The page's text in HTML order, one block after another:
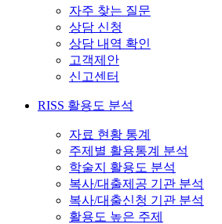
자주 찾는 질문
상담 신청
상담 내역 확인
고객제안
신고센터
RISS 활용도 분석
자료 현황 통계
주제별 활용통계 분석
학술지 활용도 분석
복사/대출제공 기관 분석
복사/대출신청 기관 분석
활용도 높은 주제